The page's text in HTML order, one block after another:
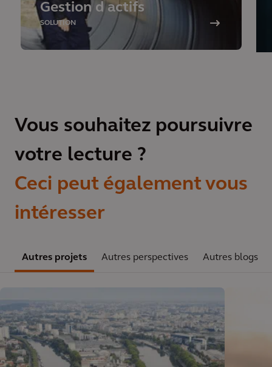
Gestion d actifs
SOLUTION
Vous souhaitez poursuivre
votre lecture ?
Ceci peut également vous
intéresser
Autres projets Autres perspectives Autres blogs